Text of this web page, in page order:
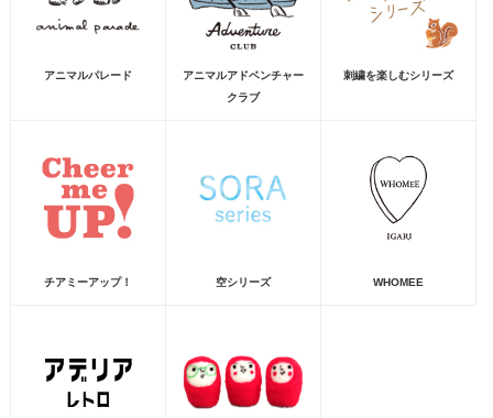
アニマルパレード
アニマルアドベンチャー
クラブ
刺繍を楽しむシリーズ
チアミーアップ！ 空シリーズ WHOMEE